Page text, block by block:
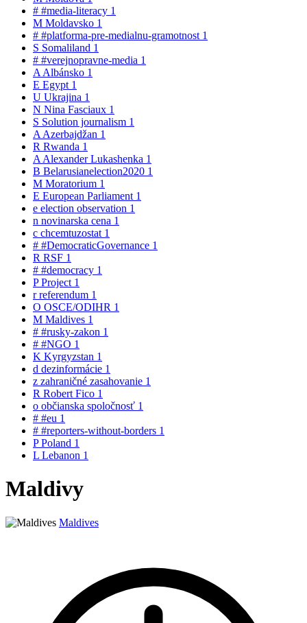
# #media-literacy 1
M Moldavsko 1
# #platforma-pre-medialnu-gramotnost 1
S Somaliland 1
# #verejnopravne-media 1
A Albánsko 1
E Egypt 1
U Ukrajina 1
N Nina Fasciaux 1
S Solution journalism 1
A Azerbajdžan 1
R Rwanda 1
A Alexander Lukashenka 1
B Belarusianelection2020 1
M Moratorium 1
E European Parliament 1
e election observation 1
n novinarska cena 1
c chcemtuzostat 1
# #DemocraticGovernance 1
R RSF 1
# #democracy 1
PProject 1
rreferendum 1
O OSCE/ODIHR 1
M Maldives 1
# #rusky-zakon 1
# #NGO 1
K Kyrgyzstan 1
d dezinformácie 1
z zahraničné zasahovanie 1
R Robert Fico 1
o občianska spoločnosť 1
# #eu 1
# #reporters-without-borders 1
PPoland 1
L Lebanon 1
Maldivy
Maldives